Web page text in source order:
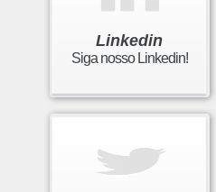
Linkedin
Siga nosso Linkedin!